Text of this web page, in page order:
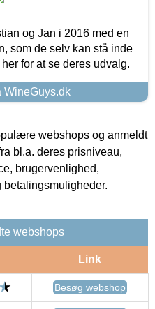
og Jan i 2016 med en
som de selv kan stå inde
for at se deres udvalg.
WineGuys.dk
webshops og anmeldt
bl.a. deres prisniveau,
brugervenlighed,
betalingsmuligheder.
webshops
Link
Besøg webshop